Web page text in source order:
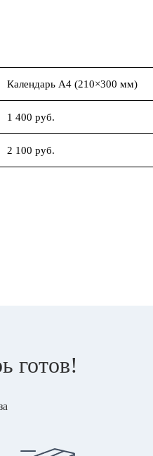
Календарь А4 (210×300 мм)
1 400 руб.
2 100 руб.
готов!